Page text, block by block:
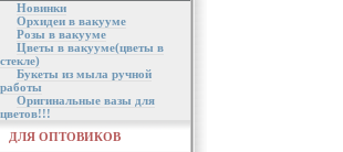
Новинки
Орхидеи в вакууме
Розы в вакууме
Цветы в вакууме(цветы в
стекле)
Букеты из мыла ручной
работы
Оригинальные вазы для
цветов!!!
ДЛЯ ОПТОВИКОВ